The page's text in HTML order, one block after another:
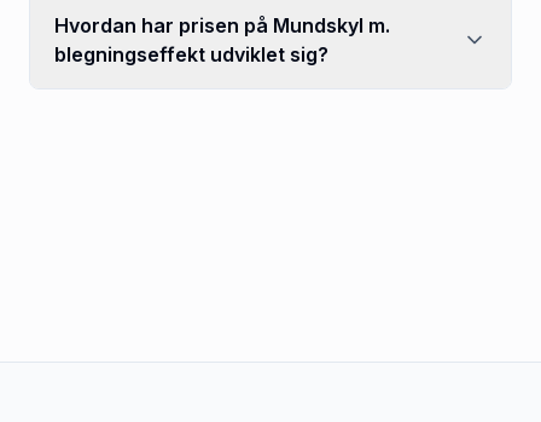
Hvordan har prisen på Mundskyl m.
blegningseffekt udviklet sig?